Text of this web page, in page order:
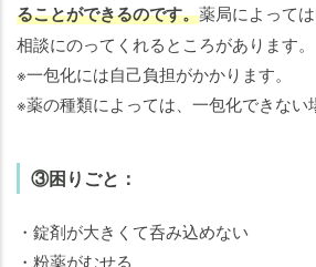
ることができるのです。薬局によって
相談にのってくれるところがあります。
※一包化には自己負担がかかります。
※薬の種類によっては、一包化できない
③困りごと：
・錠剤が大きくて呑み込めない
・粉薬がむせる